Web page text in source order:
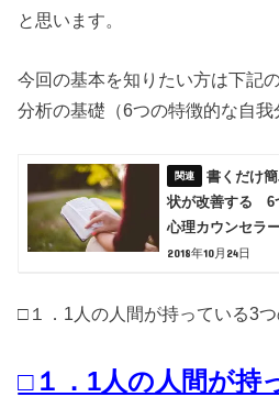
と思います。
今回の基本を知りたい方は下記
分析の基礎（6つの特徴的な自我
書くだけ
状が改善する
心理カウンセラ
2018年10月24日
□１．1人の人間が持っている3つ
□１．1人の人間が持